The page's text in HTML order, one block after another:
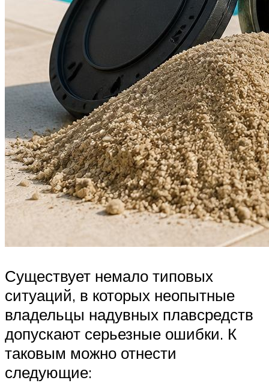
Существует немало типовых
ситуаций, в которых неопытные
владельцы надувных плавсредств
допускают серьезные ошибки. К
таковым можно отнести
следующие: